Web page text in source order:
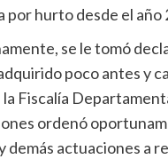
por hurto desde el
se le tomó
poco antes y
la Fiscalía
ordenó
demás actuaciones a